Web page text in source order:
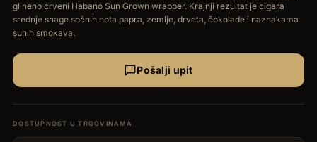
glineno crveni Habano Sun Grown wrapper. Krajnji rezultat je cigara
srednje snage sočnih nota papra, zemlje, drveta, čokolade i naznakama
suhih smokava.
Pošalji upit